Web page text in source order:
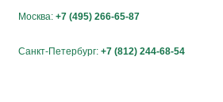
Москва: +7 (495) 266-65-87
Санкт-Петербург: +7 (812) 244-68-54